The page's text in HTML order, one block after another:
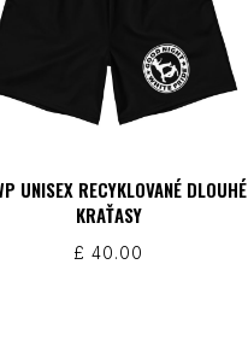
UNISEX RECYKLOVANÉ DLOUHÉ
KRAŤASY
£ 40.00